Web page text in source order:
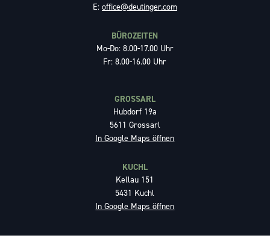
E: office@deutinger.com
BÜROZEITEN
Mo-Do: 8.00-17.00 Uhr
Fr: 8.00-16.00 Uhr
GROSSARL
Hubdorf 19a
5611 Grossarl
In Google Maps öffnen
KUCHL
Kellau 151
5431 Kuchl
In Google Maps öffnen